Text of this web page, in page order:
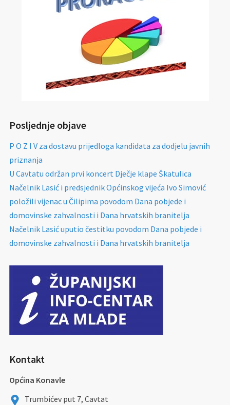
Posljednje objave
P O Z I V za dostavu prijedloga kandidata za dodjelu javnih
priznanja
U Cavtatu održan prvi koncert Dječje klape Škatulica
Načelnik Lasić i predsjednik Općinskog vijeća Ivo Simović
položili vijenac u Čilipima povodom Dana pobjede i
domovinske zahvalnosti i Dana hrvatskih branitelja
Načelnik Lasić uputio čestitku povodom Dana pobjede i
domovinske zahvalnosti i Dana hrvatskih branitelja
Kontakt
Općina Konavle
Trumbićev put 7, Cavtat